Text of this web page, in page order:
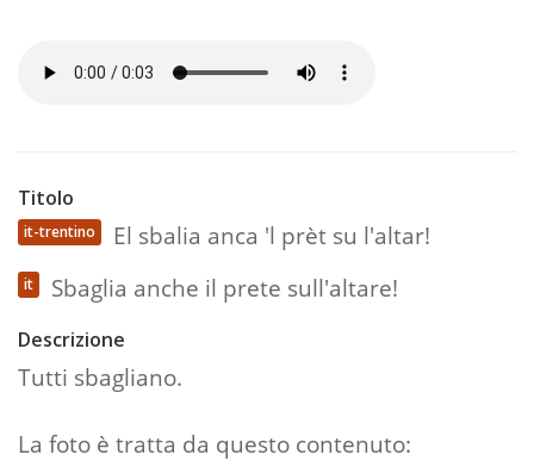
Titolo
it-trentino El sbalia anca 'l prèt su l'altar!
it Sbaglia anche il prete sull'altare!
Descrizione
Tutti sbagliano.
La foto è tratta da questo contenuto: